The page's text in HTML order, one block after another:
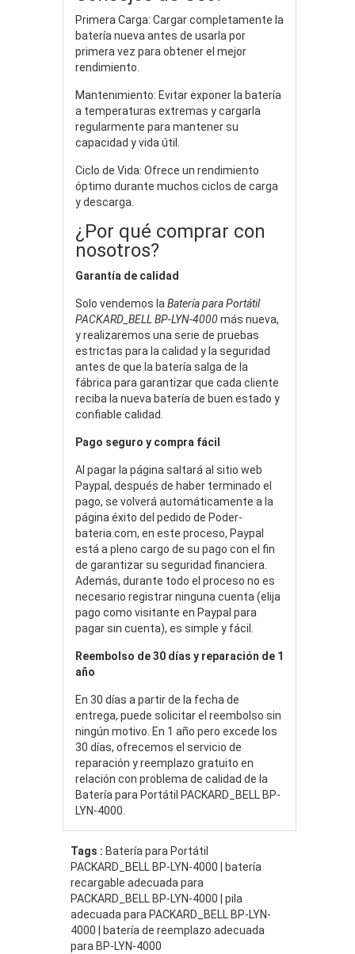
Primera Carga: Cargar completamente la
batería nueva antes de usarla por
primera vez para obtener el mejor
rendimiento.
Mantenimiento: Evitar exponer la batería
a temperaturas extremas y cargarla
regularmente para mantener su
capacidad y vida útil.
Ciclo de Vida: Ofrece un rendimiento
óptimo durante muchos ciclos de carga
y descarga.
¿Por qué comprar con
nosotros?
Garantía de calidad
Solo vendemos la Batería para Portátil
PACKARD_BELL BP-LYN-4000más nueva,
y realizaremos una serie de pruebas
estrictas para la calidad y la seguridad
antes de que la batería salga de la
fábrica para garantizar que cada cliente
reciba la nueva batería de buen estado y
confiable calidad.
Pago seguro y compra fácil
Al pagar la página saltará al sitio web
Paypal, después de haber terminado el
pago, se volverá automáticamente a la
página éxito del pedido de Poder-
bateria.com, en este proceso, Paypal
está a pleno cargo de su pago con el fin
de garantizar su seguridad financiera.
Además, durante todo el proceso no es
necesario registrar ninguna cuenta (elija
pago como visitante en Paypal para
pagar sin cuenta), es simple y fácil.
Reembolso de 30 días y reparación de 1
año
En 30 días a partir de la fecha de
entrega, puede solicitar el reembolso sin
ningún motivo. En 1 año pero excede los
30 días, ofrecemos el servicio de
reparación y reemplazo gratuito en
relación con problema de calidad de la
Batería para Portátil PACKARD_BELL BP-
LYN-4000.
Tags : Batería para Portátil
PACKARD_BELL BP-LYN-4000 | batería
recargable adecuada para
PACKARD_BELL BP-LYN-4000 | pila
adecuada para PACKARD_BELL BP-LYN-
4000 | batería de reemplazo adecuada
para BP-LYN-4000